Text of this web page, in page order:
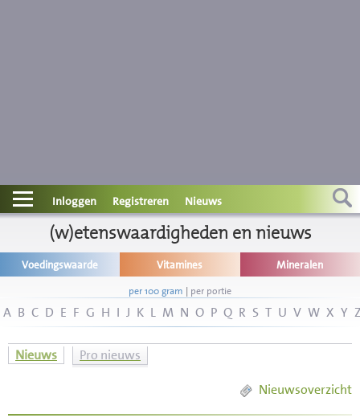
Contact
Informatie
Disclaimer
Inloggen Registreren Nieuws
(w)etenswaardigheden en nieuws
Voedingswaarde Vitamines Mineralen
per 100 gram | per portie
A B C D E F G H I J K L M N O P Q R S T U V W X Y
Nieuws Pro nieuws
Nieuwsoverzicht